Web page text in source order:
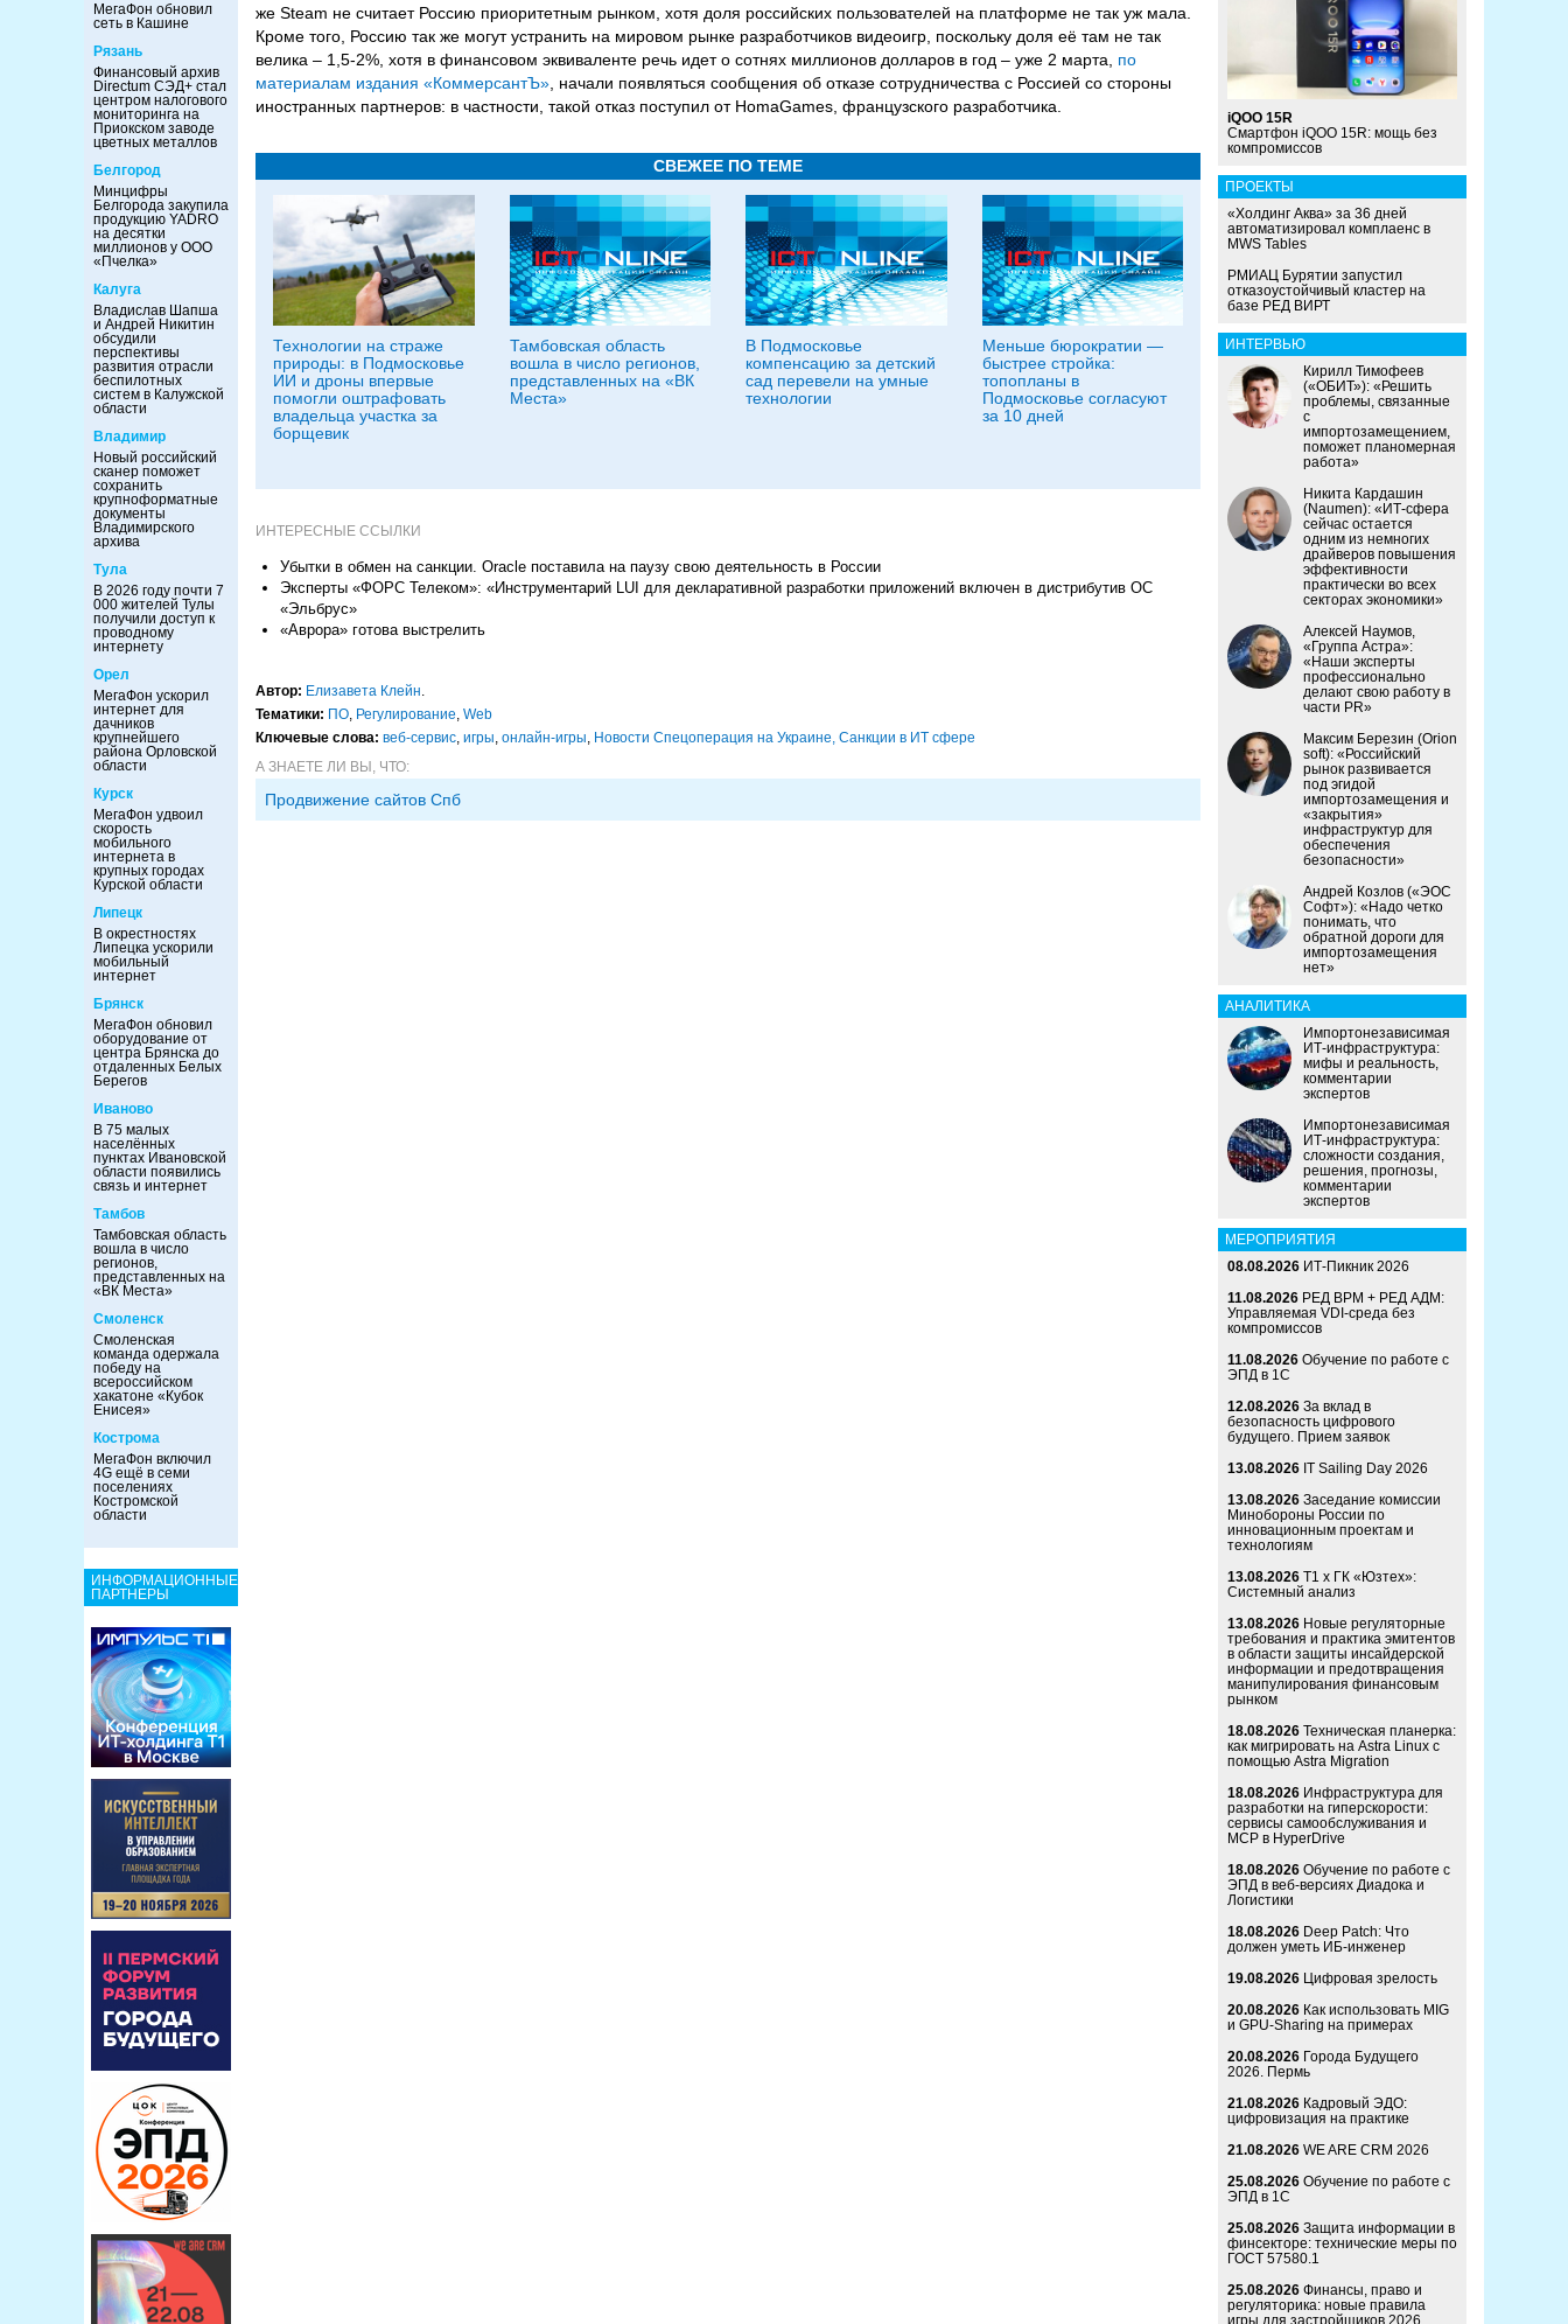
МегаФон обновил
сеть в Кашине
Рязань
Финансовый архив
Directum СЭД+ стал
центром налогового
мониторинга на
Приокском заводе
цветных металлов
Белгород
Минцифры
Белгорода закупила
продукцию YADRO
на десятки
миллионов у ООО
«Пчелка»
Калуга
Владислав Шапша
и Андрей Никитин
обсудили
перспективы
развития отрасли
беспилотных
систем в Калужской
области
Владимир
Новый российский
сканер поможет
сохранить
крупноформатные
документы
Владимирского
архива
Тула
В 2026 году почти 7
000 жителей Тулы
получили доступ к
проводному
интернету
Орел
МегаФон ускорил
интернет для
дачников
крупнейшего
района Орловской
области
Курск
МегаФон удвоил
скорость
мобильного
интернета в
крупных городах
Курской области
Липецк
В окрестностях
Липецка ускорили
мобильный
интернет
Брянск
МегаФон обновил
оборудование от
центра Брянска до
отдаленных Белых
Берегов
Иваново
В 75 малых
населённых
пунктах Ивановской
области появились
связь и интернет
Тамбов
Тамбовская область
вошла в число
регионов,
представленных на
«ВК Места»
Смоленск
Смоленская
команда одержала
победу на
всероссийском
хакатоне «Кубок
Енисея»
Кострома
МегаФон включил
4G ещё в семи
поселениях
Костромской
области
ИНФОРМАЦИОННЫЕ
ПАРТНЕРЫ
же Steam не считает Россию приоритетным рынком, хотя доля российских пользователей на платформе не так уж мала.
Кроме того, Россию так же могут устранить на мировом рынке разработчиков видеоигр, поскольку доля её там не так
велика – 1,5-2%, хотя в финансовом эквиваленте речь идет о сотнях миллионов долларов в год – уже 2 марта, по
материалам издания «КоммерсантЪ» , начали появляться сообщения об отказе сотрудничества с Россией со стороны
иностранных партнеров: в частности, такой отказ поступил от HomaGames, французского разработчика.
СВЕЖЕЕ ПО ТЕМЕ
Технологии на страже
природы: в Подмосковье
ИИ и дроны впервые
помогли оштрафовать
владельца участка за
борщевик
Тамбовская область
вошла в число регионов,
представленных на «ВК
Места»
В Подмосковье
компенсацию за детский
сад перевели на умные
технологии
Меньше бюрократии —
быстрее стройка:
топопланы в
Подмосковье согласуют
за 10 дней
ИНТЕРЕСНЫЕ ССЫЛКИ
Убытки в обмен на санкции. Oracle поставила на паузу свою деятельность в России
Эксперты «ФОРС Телеком»: «Инструментарий LUI для декларативной разработки приложений включен в дистрибутив ОС
«Эльбрус»
«Аврора» готова выстрелить
Автор: Елизавета Клейн.
Тематики: ПО, Регулирование, Web
Ключевые слова: веб-сервис, игры, онлайн-игры, Новости Спецоперация на Украине, Санкции в ИТ сфере
А ЗНАЕТЕ ЛИ ВЫ, ЧТО:
Продвижение сайтов Спб
iQOO 15R
Смартфон iQOO 15R: мощь без
компромиссов
ПРОЕКТЫ
«Холдинг Аква» за 36 дней
автоматизировал комплаенс в
MWS Tables
РМИАЦ Бурятии запустил
отказоустойчивый кластер на
базе РЕД ВИРТ
ИНТЕРВЬЮ
Кирилл Тимофеев
(«ОБИТ»): «Решить
проблемы, связанные
с
импортозамещением,
поможет планомерная
работа»
Никита Кардашин
(Naumen): «ИТ-сфера
сейчас остается
одним из немногих
драйверов повышения
эффективности
практически во всех
секторах экономики»
Алексей Наумов,
«Группа Астра»:
«Наши эксперты
профессионально
делают свою работу в
части PR»
Максим Березин (Orion
soft): «Российский
рынок развивается
под эгидой
импортозамещения и
«закрытия»
инфраструктур для
обеспечения
безопасности»
Андрей Козлов («ЭОС
Софт»): «Надо четко
понимать, что
обратной дороги для
импортозамещения
нет»
АНАЛИТИКА
Импортонезависимая
ИТ-инфраструктура:
мифы и реальность,
комментарии
экспертов
Импортонезависимая
ИТ-инфраструктура:
сложности создания,
решения, прогнозы,
комментарии
экспертов
МЕРОПРИЯТИЯ
08.08.2026 ИТ-Пикник 2026
11.08.2026 РЕД ВРМ + РЕД АДМ:
Управляемая VDI-среда без
компромиссов
11.08.2026 Обучение по работе с
ЭПД в 1С
12.08.2026 За вклад в
безопасность цифрового
будущего. Прием заявок
13.08.2026 IT Sailing Day 2026
13.08.2026 Заседание комиссии
Минобороны России по
инновационным проектам и
технологиям
13.08.2026 Т1 x ГК «Юзтех»:
Системный анализ
13.08.2026 Новые регуляторные
требования и практика эмитентов
в области защиты инсайдерской
информации и предотвращения
манипулирования финансовым
рынком
18.08.2026 Техническая планерка:
как мигрировать на Astra Linux с
помощью Astra Migration
18.08.2026 Инфраструктура для
разработки на гиперскорости:
сервисы самообслуживания и
MCP в HyperDrive
18.08.2026 Обучение по работе с
ЭПД в веб-версиях Диадока и
Логистики
18.08.2026 Deep Patch: Что
должен уметь ИБ-инженер
19.08.2026 Цифровая зрелость
20.08.2026 Как использовать MIG
и GPU-Sharing на примерах
20.08.2026 Города Будущего
2026. Пермь
21.08.2026 Кадровый ЭДО:
цифровизация на практике
21.08.2026 WE ARE CRM 2026
25.08.2026 Обучение по работе с
ЭПД в 1С
25.08.2026 Защита информации в
финсекторе: технические меры по
ГОСТ 57580.1
25.08.2026 Финансы, право и
регуляторика: новые правила